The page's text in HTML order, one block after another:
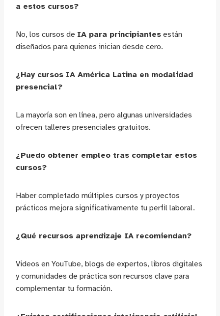
a estos cursos?
No, los cursos de IA para principiantes están
diseñados para quienes inician desde cero.
¿Hay cursos IA América Latina en modalidad
presencial?
La mayoría son en línea, pero algunas universidades
ofrecen talleres presenciales gratuitos.
¿Puedo obtener empleo tras completar estos
cursos?
Haber completado múltiples cursos y proyectos
prácticos mejora significativamente tu perfil laboral.
¿Qué recursos aprendizaje IA recomiendan?
Videos en YouTube, blogs de expertos, libros digitales
y comunidades de práctica son recursos clave para
complementar tu formación.